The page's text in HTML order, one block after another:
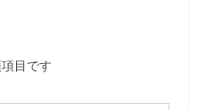
目です